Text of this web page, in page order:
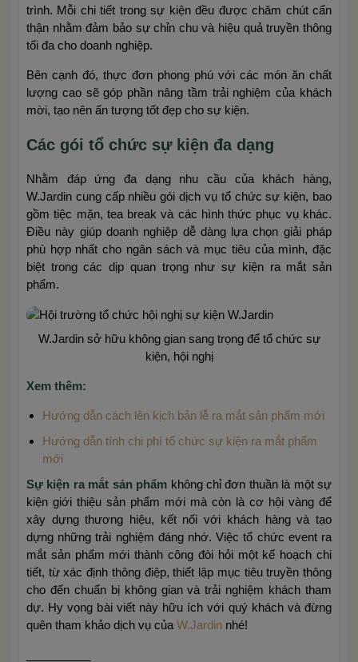
trình. Mỗi chi tiết trong sự kiện đều được chăm chút cẩn
thận nhằm đảm bảo sự chỉn chu và hiệu quả truyền thông
tối đa cho doanh nghiệp.
Bên cạnh đó, thực đơn phong phú với các món ăn chất
lượng cao sẽ góp phần nâng tầm trải nghiệm của khách
mời, tạo nên ấn tượng tốt đẹp cho sự kiện.
Các gói tổ chức sự kiện đa dạng
Nhằm đáp ứng đa dạng nhu cầu của khách hàng,
W.Jardin cung cấp nhiều gói dịch vụ tổ chức sự kiện, bao
gồm tiệc mặn, tea break và các hình thức phục vụ khác.
Điều này giúp doanh nghiệp dễ dàng lựa chọn giải pháp
phù hợp nhất cho ngân sách và mục tiêu của mình, đặc
biệt trong các dịp quan trọng như sự kiện ra mắt sản
phẩm.
W.Jardin sở hữu không gian sang trọng để tổ chức sự
kiện, hội nghị
Xem thêm:
Hướng dẫn cách lên kịch bản lễ ra mắt sản phẩm mới
Hướng dẫn tính chi phí tổ chức sự kiện ra mắt phẩm
mới
Sự kiện ra mắt sản phẩm không chỉ đơn thuần là một sự
kiện giới thiệu sản phẩm mới mà còn là cơ hội vàng để
xây dựng thương hiệu, kết nối với khách hàng và tạo
dựng những trải nghiệm đáng nhớ. Việc tổ chức event ra
mắt sản phẩm mới thành công đòi hỏi một kế hoạch chi
tiết, từ xác định thông điệp, thiết lập mục tiêu truyền thông
cho đến chuẩn bị không gian và trải nghiệm khách tham
dự. Hy vọng bài viết này hữu ích với quý khách và đừng
quên tham khảo dịch vụ của W.Jardin nhé!